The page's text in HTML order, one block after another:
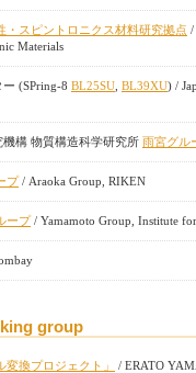
・スピントロニクス材料研究拠点 /
Materials
(SPring-8 BL25SU, BL39XU) /
構 物質構造科学研究所 雨宮グル
プ / Araoka Group, RIKEN
ープ / Yamamoto Group, Institute
group
換プロジェクト」 / ERATO